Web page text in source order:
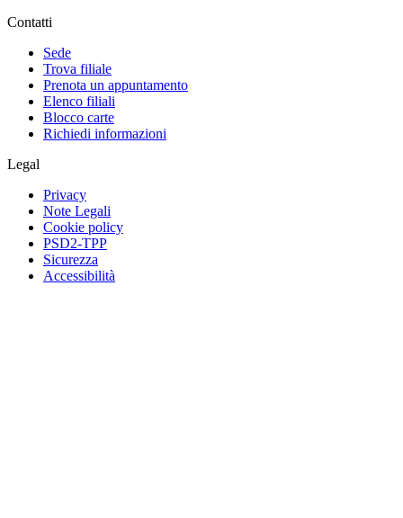
Contatti
Sede
Trova filiale
Prenota un appuntamento
Elenco filiali
Blocco carte
Richiedi informazioni
Legal
Privacy
Note Legali
Cookie policy
PSD2-TPP
Sicurezza
Accessibilità